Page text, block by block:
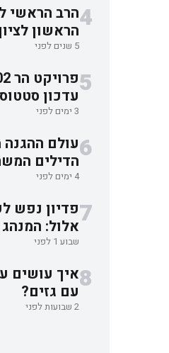
4הרב הראשי
הראשון
סיכמו:
5 שנים לפני
5עדכון
העתיד
3 ימים לפני
6עולם ההגנה
הדילים
בישראל
4 ימים לפני
7פדיון נפש
אלול:
שמות
שבוע 1 לפני
8איך עושים
עם גזים?
2 שבועות לפני